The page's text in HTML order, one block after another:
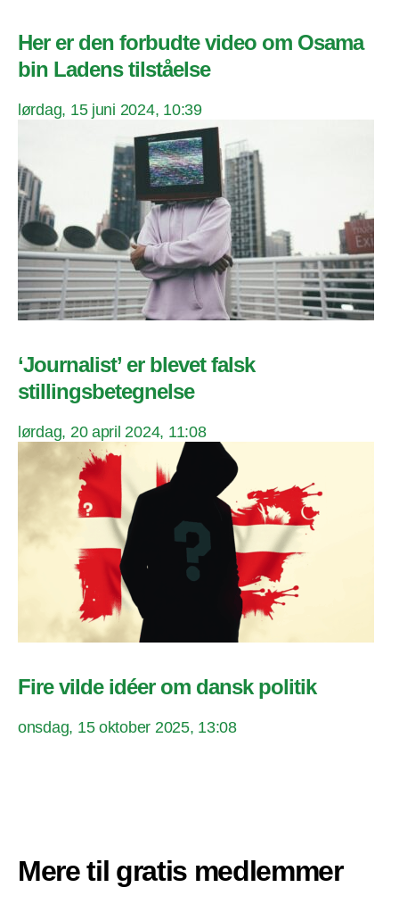
Her er den forbudte video om Osama
bin Ladens tilståelse
lørdag, 15 juni 2024, 10:39
‘Journalist’ er blevet falsk
stillingsbetegnelse
lørdag, 20 april 2024, 11:08
Fire vilde idéer om dansk politik
onsdag, 15 oktober 2025, 13:08
Mere til gratis medlemmer